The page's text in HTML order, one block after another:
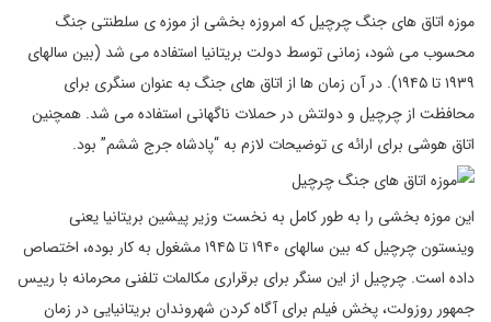
موزه اتاق های جنگ چرچیل که امروزه بخشی از موزه ی سلطنتی جنگ
محسوب می شود، زمانی توسط دولت بریتانیا استفاده می شد (بین سالهای
۱۹۳۹ تا ۱۹۴۵). در آن زمان ها از اتاق های جنگ به عنوان سنگری برای
محافظت از چرچیل و دولتش در حملات ناگهانی استفاده می شد. همچنین
اتاق هوشی برای ارائه ی توضیحات لازم به “پادشاه جرج ششم” بود.
این موزه بخشی را به طور کامل به نخست وزیر پیشین بریتانیا یعنی
وینستون چرچیل که بین سالهای ۱۹۴۰ تا ۱۹۴۵ مشغول به کار بوده، اختصاص
داده است. چرچیل از این سنگر برای برقراری مکالمات تلفنی محرمانه با رییس
جمهور روزولت، پخش فیلم برای آگاه کردن شهروندان بریتانیایی در زمان